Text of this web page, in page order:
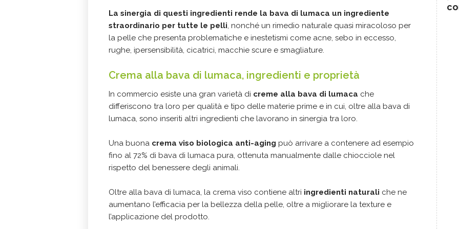
La sinergia di questi ingredienti rende la bava di lumaca un ingrediente
straordinario per tutte le pelli , nonché un rimedio naturale quasi miracoloso per
la pelle che presenta problematiche e inestetismi come acne, sebo in eccesso,
rughe, ipersensibilità, cicatrici, macchie scure e smagliature.
Crema alla bava di lumaca, ingredienti e proprietà
In commercio esiste una gran varietà di creme alla bava di lumaca che
differiscono tra loro per qualità e tipo delle materie prime e in cui, oltre alla bava di
lumaca, sono inseriti altri ingredienti che lavorano in sinergia tra loro.
Una buona crema viso biologica anti-aging può arrivare a contenere ad esempio
fino al 72% di bava di lumaca pura, ottenuta manualmente dalle chiocciole nel
rispetto del benessere degli animali.
Oltre alla bava di lumaca, la crema viso contiene altri ingredienti naturali che ne
aumentano l’efficacia per la bellezza della pelle, oltre a migliorare la texture e
l’applicazione del prodotto.